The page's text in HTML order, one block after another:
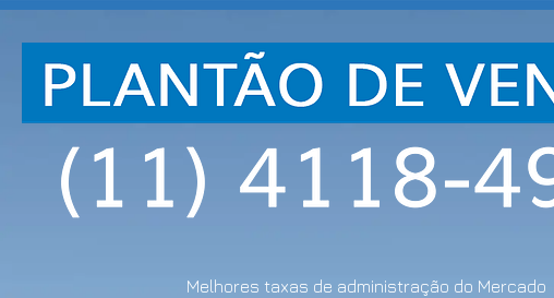
Melhores taxas de administração do Mercado